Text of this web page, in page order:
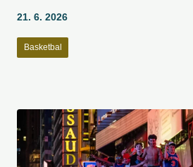
21. 6. 2026
Basketbal